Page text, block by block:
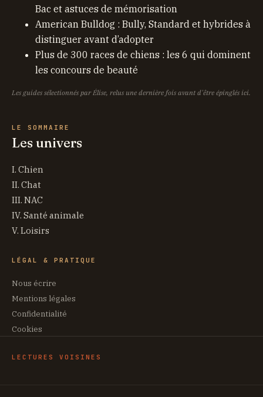
Bac et astuces de mémorisation
American Bulldog : Bully, Standard et hybrides à
distinguer avant d’adopter
Plus de 300 races de chiens : les 6 qui dominent
les concours de beauté
Les guides sélectionnés par Élise, relus une dernière fois avant d'être épinglés ici.
LE SOMMAIRE
Les univers
I. Chien
II. Chat
III. NAC
IV. Santé animale
V. Loisirs
LÉGAL & PRATIQUE
Nous écrire
Mentions légales
Confidentialité
Cookies
LECTURES VOISINES